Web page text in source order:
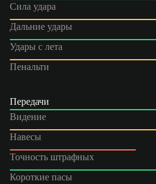
Сила удара
Дальние удары
Удары с лета
Пенальти
Передачи
Видение
Навесы
Точность штрафных
Короткие пасы